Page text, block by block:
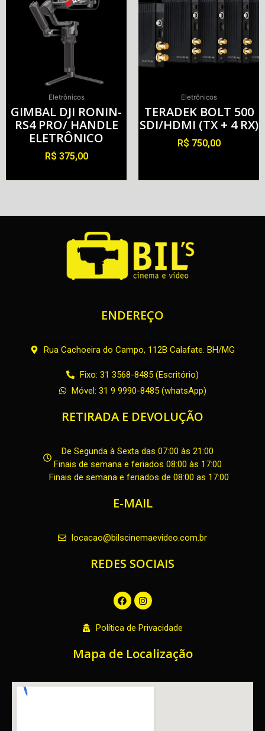
Eletrônicos
GIMBAL DJI RONIN-
RS4 PRO/ HANDLE
ELETRÔNICO
R$ 375,00
Eletrônicos
TERADEK BOLT 500
SDI/HDMI (TX + 4 RX)
R$ 750,00
ENDEREÇO
Rua Cachoeira do Campo, 112B Calafate. BH/MG
Fixo: 31 3568-8485 (Escritório)
Móvel: 31 9 9990-8485 (whatsApp)
RETIRADA E DEVOLUÇÃO
De Segunda à Sexta das 07:00 às 21:00
Finais de semana e feriados 08:00 às 17:00
Finais de semana e feriados de 08:00 as 17:00
E-MAIL
locacao@bilscinemaevideo.com.br
REDES SOCIAIS
F
a
c
b
o
k
I
n
s
t
a
r
a
Política de Privacidade
Mapa de Localização